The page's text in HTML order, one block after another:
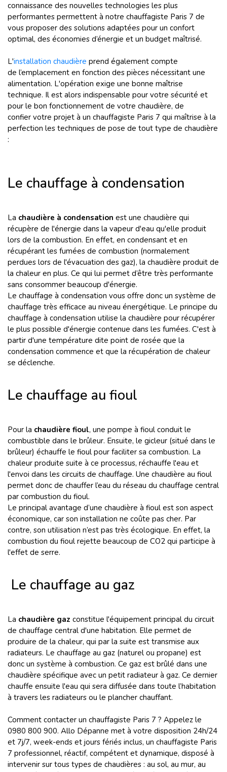
connaissance des nouvelles technologies les plus
performantes permettent à notre chauffagiste Paris 7 de
vous proposer des solutions adaptées pour un confort
optimal, des économies d’énergie et un budget maîtrisé.
L'installation chaudière prend également compte
de l’emplacement en fonction des pièces nécessitant une
alimentation. L'opération exige une bonne maîtrise
technique. Il est alors indispensable pour votre sécurité et
pour le bon fonctionnement de votre chaudière, de
confier votre projet à un chauffagiste Paris 7 qui maîtrise à la
perfection les techniques de pose de tout type de chaudière
:
Le chauffage à condensation
La chaudière à condensation est une chaudière qui
récupère de l'énergie dans la vapeur d'eau qu'elle produit
lors de la combustion. En effet, en condensant et en
récupérant les fumées de combustion (normalement
perdues lors de l'évacuation des gaz), la chaudière produit de
la chaleur en plus. Ce qui lui permet d’être très performante
sans consommer beaucoup d'énergie.
Le chauffage à condensation vous offre donc un système de
chauffage très efficace au niveau énergétique. Le principe du
chauffage à condensation utilise la chaudière pour récupérer
le plus possible d'énergie contenue dans les fumées. C'est à
partir d'une température dite point de rosée que la
condensation commence et que la récupération de chaleur
se déclenche.
Le chauffage au fioul
Pour la chaudière fioul, une pompe à fioul conduit le
combustible dans le brûleur. Ensuite, le gicleur (situé dans le
brûleur) échauffe le fioul pour faciliter sa combustion. La
chaleur produite suite à ce processus, réchauffe l'eau et
l'envoi dans les circuits de chauffage. Une chaudière au fioul
permet donc de chauffer l’eau du réseau du chauffage central
par combustion du fioul.
Le principal avantage d’une chaudière à fioul est son aspect
économique, car son installation ne coûte pas cher. Par
contre, son utilisation n’est pas très écologique. En effet, la
combustion du fioul rejette beaucoup de CO2 qui participe à
l'effet de serre.
Le chauffage au gaz
La chaudière gaz constitue l'équipement principal du circuit
de chauffage central d'une habitation. Elle permet de
produire de la chaleur, qui par la suite est transmise aux
radiateurs. Le chauffage au gaz (naturel ou propane) est
donc un système à combustion. Ce gaz est brûlé dans une
chaudière spécifique avec un petit radiateur à gaz. Ce dernier
chauffe ensuite l'eau qui sera diffusée dans toute l’habitation
à travers les radiateurs ou le plancher chauffant.
Comment contacter un chauffagiste Paris 7 ? Appelez le
0980 800 900. Allo Dépanne met à votre disposition 24h/24
et 7j/7, week-ends et jours fériés inclus, un chauffagiste Paris
7 professionnel, réactif, compétent et dynamique, disposé à
intervenir sur tous types de chaudières : au sol, au mur, au